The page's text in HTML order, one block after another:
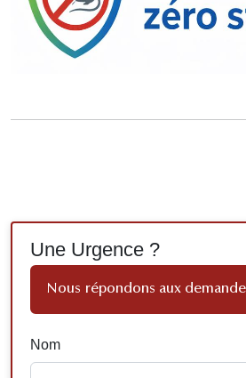
Une Urgence ?
Nous répondons aux
Nom